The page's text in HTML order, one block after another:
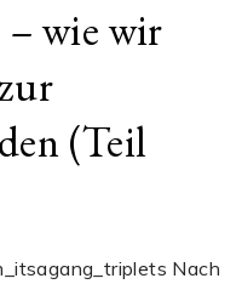
wie wir
(Teil
Nach